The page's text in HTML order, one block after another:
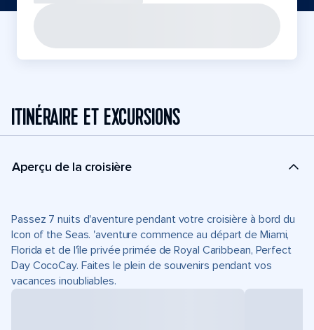
ITINÉRAIRE ET EXCURSIONS
Aperçu de la croisière
Passez 7 nuits d'aventure pendant votre croisière à bord du
Icon of the Seas. 'aventure commence au départ de Miami,
Florida et de l'île privée primée de Royal Caribbean, Perfect
Day CocoCay. Faites le plein de souvenirs pendant vos
vacances inoubliables.